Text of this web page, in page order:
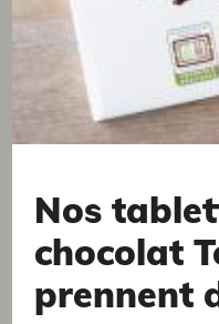
en résumé
L’arabica et le robusta
cafés différents.
apprécier selon vos
Nos
chocolat
prennent